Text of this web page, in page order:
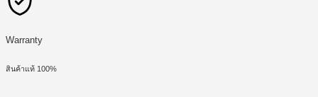
Warranty
สินค้าแท้ 100%